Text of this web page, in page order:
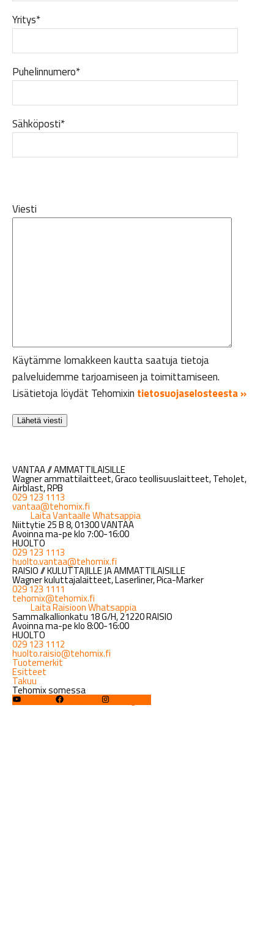
Yritys*
Puhelinnumero*
Sähköposti*
Viesti
Käytämme lomakkeen kautta saatuja tietoja
palveluidemme tarjoamiseen ja toimittamiseen.
Lisätietoja löydät Tehomixin tietosuojaselosteesta »
VANTAA // AMMATTILAISILLE
Wagner ammattilaitteet, Graco teollisuuslaitteet, TehoJet,
Airblast, RPB
029 123 1113
vantaa@tehomix.fi
Laita Vantaalle Whatsappia
Niittytie 25 B 8, 01300 VANTAA
Avoinna ma-pe klo 7:00-16:00
HUOLTO
029 123 1113
huolto.vantaa@tehomix.fi
RAISIO // KULUTTAJILLE JA AMMATTILAISILLE
Wagner kuluttajalaitteet, Laserliner, Pica-Marker
029 123 1111
tehomix@tehomix.fi
Laita Raisioon Whatsappia
Sammalkallionkatu 18 G/H, 21220 RAISIO
Avoinna ma-pe klo 8:00-16:00
HUOLTO
029 123 1112
huolto.raisio@tehomix.fi
Tuotemerkit
Esitteet
Takuu
Tehomix somessa